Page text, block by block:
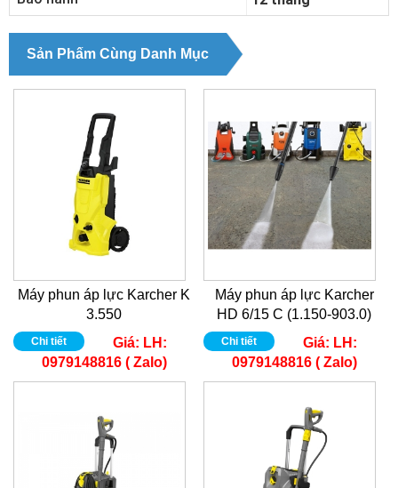
Sản Phẩm Cùng Danh Mục
Máy phun áp lực Karcher K
3.550
Chi tiết Giá: LH:
0979148816 ( Zalo)
Máy phun áp lực Karcher
HD 6/15 C (1.150-903.0)
Chi tiết Giá: LH:
0979148816 ( Zalo)